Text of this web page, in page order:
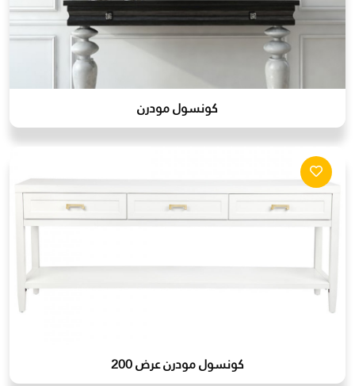
كونسول مودرن
كونسول مودرن عرض 200